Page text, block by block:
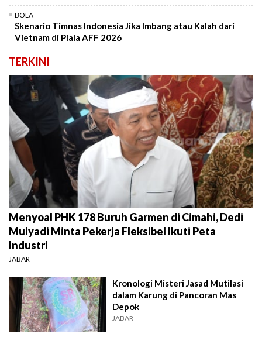
BOLA
Skenario Timnas Indonesia Jika Imbang atau Kalah dari
Vietnam di Piala AFF 2026
TERKINI
Menyoal PHK 178 Buruh Garmen di Cimahi, Dedi
Mulyadi Minta Pekerja Fleksibel Ikuti Peta
Industri
JABAR
Kronologi Misteri Jasad Mutilasi
dalam Karung di Pancoran Mas
Depok
JABAR